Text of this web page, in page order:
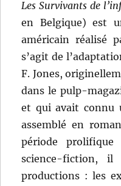
Les Survivants de
en Belgique) est
américain réalisé
s’agit de
F. Jones,
dans le pulp-
et qui avait connu
assemblé en
période
science-fiction, il
productions : les